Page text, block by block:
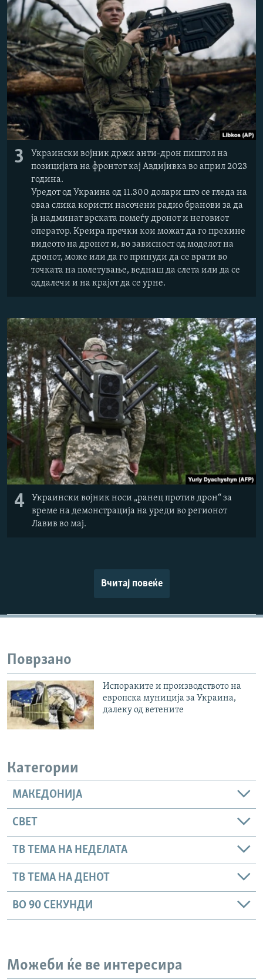
3
Украински војник држи анти-дрон пиштол на
позицијата на фронтот кај Авдијивка во април 2023
година.
Уредот од Украина од 11.300 долари што се гледа на
оваа слика користи насочени радио бранови за да
ја надминат врската помеѓу дронот и неговиот
оператор. Креира пречки кои можат да го прекине
видеото на дронот и, во зависност од моделот на
дронот, може или да го принуди да се врати во
точката на полетување, веднаш да слета или да се
оддалечи и на крајот да се урне.
4
Украински војник носи „ранец против дрон“ за
време на демонстрација на уреди во регионот
Лавив во мај.
Вчитај повеќе
Поврзано
Испораките и производството на
европска муниција за Украина,
далеку од ветените
Категории
МАКЕДОНИЈА
СВЕТ
ТВ ТЕМА НА НЕДЕЛАТА
ТВ ТЕМА НА ДЕНОТ
ВО 90 СЕКУНДИ
Можеби ќе ве интересира